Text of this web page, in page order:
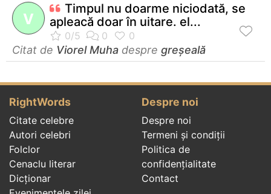
V
Timpul nu doarme niciodată, se
apleacă doar în uitare. el...
Citat de Viorel Muha despre greșeală
RightWords
Citate celebre
Autori celebri
Folclor
Cenaclu literar
Dicționar
Despre noi
Despre noi
Termeni și condiții
Politica de
confidenţialitate
Contact